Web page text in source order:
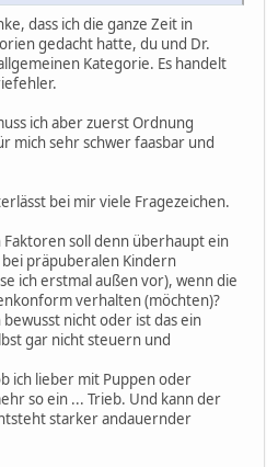
dass ich die ganze Zeit in
gedacht hatte, du und Dr.
Kategorie. Es handelt
ich aber zuerst Ordnung
mich sehr schwer faasbar und
bei mir viele Fragezeichen.
soll denn überhaupt ein
präpuberalen Kindern
ich erstmal außen vor), wenn die
verhalten (möchten)?
nicht oder ist das ein
gar nicht steuern und
ich lieber mit Puppen oder
so ein ... Trieb. Und kann der
starker andauernder